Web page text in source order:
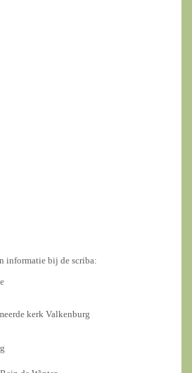
informatie bij de scriba:
kerk Valkenburg